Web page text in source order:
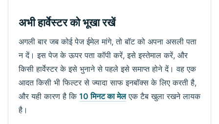
अभी हार्वेस्टर को भूखा रखें
अगली बार जब कोई पेज ईमेल मांगे, तो बॉट को अपना असली पता
न दें। इस पेज के ऊपर पता कॉपी करें, इसे इस्तेमाल करें, और
किसी हार्वेस्टर के इसे भुनाने से पहले इसे समाप्त होने दें। वह एक
आदत किसी भी फिल्टर से ज्यादा साफ इनबॉक्स के लिए करती है,
और यही कारण है कि 10 मिनट का मेलएक टैब खुला रखने लायक
है।